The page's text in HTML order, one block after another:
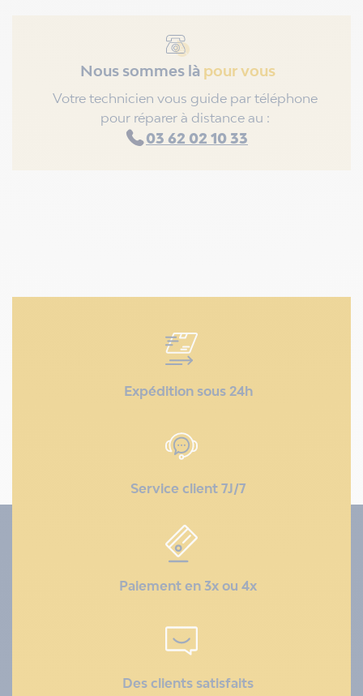
Nous sommes là pour vous
Votre technicien vous guide par téléphone
pour réparer à distance au :
03 62 02 10 33
Expédition sous 24h
Service client 7J/7
Paiement en 3x ou 4x
Des clients satisfaits